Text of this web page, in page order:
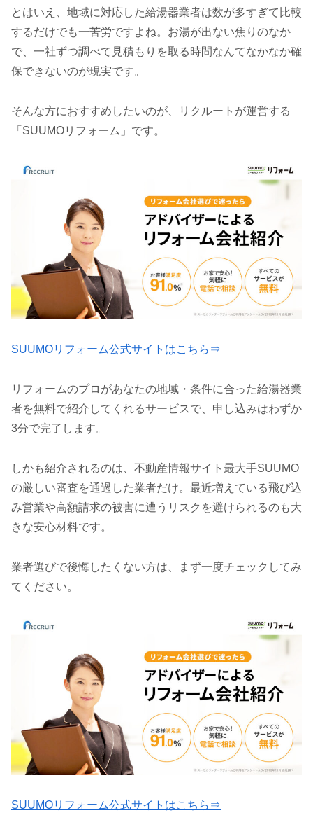
とはいえ、地域に対応した給湯器業者は数が多すぎて比較
するだけでも一苦労ですよね。お湯が出ない焦りのなか
で、一社ずつ調べて見積もりを取る時間なんてなかなか確
保できないのが現実です。
そんな方におすすめしたいのが、リクルートが運営する
「SUUMOリフォーム」です。
SUUMOリフォーム公式サイトはこちら⇒
リフォームのプロがあなたの地域・条件に合った給湯器業
者を無料で紹介してくれるサービスで、申し込みはわずか
3分で完了します。
しかも紹介されるのは、不動産情報サイト最大手SUUMO
の厳しい審査を通過した業者だけ。最近増えている飛び込
み営業や高額請求の被害に遭うリスクを避けられるのも大
きな安心材料です。
業者選びで後悔したくない方は、まず一度チェックしてみ
てください。
SUUMOリフォーム公式サイトはこちら⇒